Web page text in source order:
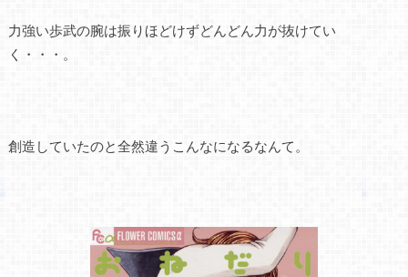
力強い歩武の腕は振りほどけずどんどん力が抜けてい
く・・・。
創造していたのと全然違うこんなになるなんて。